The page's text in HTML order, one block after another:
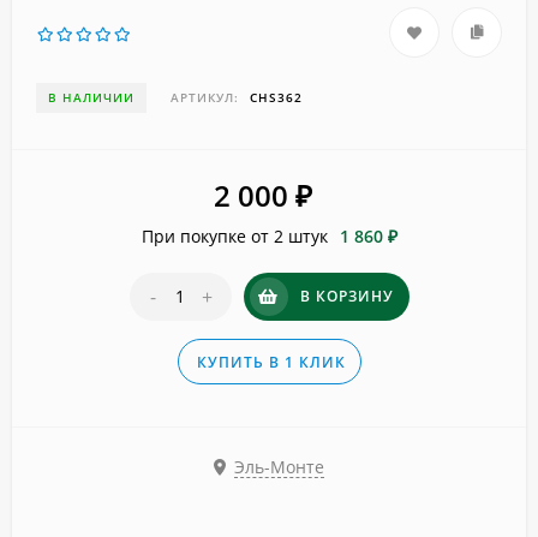
В НАЛИЧИИ АРТИКУЛ: CHS362
2 000 ₽
При покупке от 2 штук 1 860 ₽
- + В КОРЗИНУ
КУПИТЬ В 1 КЛИК
Эль-Монте